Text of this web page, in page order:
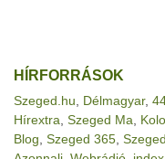
HÍRFORRÁSOK
Szeged.hu Délmagyar,
Hírextra Szeged Ma
Blog Szeged 365